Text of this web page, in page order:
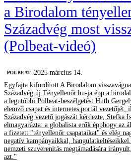
a Birodalom
Századvég most
(Polbeat-videó)
‎POLBEAT
2025 március 14.
Egyfajta kifordított A Birodalom
Századvég új Tényellenőr.hu-ja épp a
a legutóbbi Polbeat-beszélgetést Huth
elemző csapat és internetes portál
Századvég vezető jogászát kérdezte, Stefka
elmagyarázta: a globalista erők épphogy az
a fizetett "tényellenőr csapataikat" és elég
negatív kampányaikkal,
nemzeti szuverenitás megtámadására
azt."